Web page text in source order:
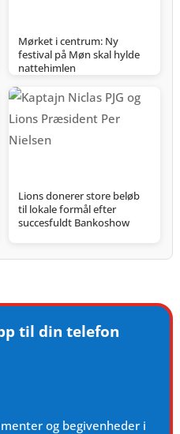
Mørket i centrum: Ny
festival på Møn skal hylde
nattehimlen
Lions donerer store beløb
til lokale formål efter
succesfuldt Bankoshow
til din telefon
og begivenheder i